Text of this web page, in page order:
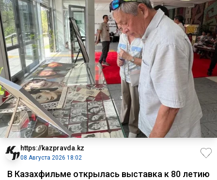
https://kazpravda.kz
08 Августа 2026 18:02
В Казахфильме открылась выставка к 80 летию